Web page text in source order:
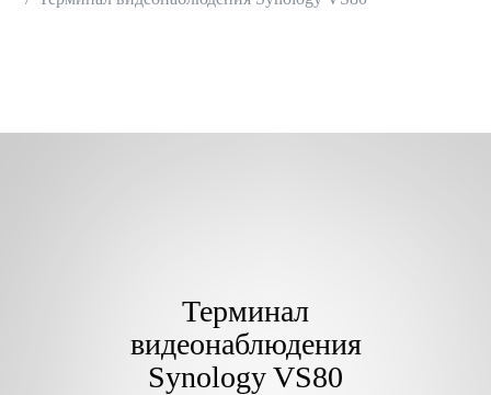
Терминал
видеонаблюдения
Synology VS80